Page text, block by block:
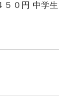
５０円 中学生